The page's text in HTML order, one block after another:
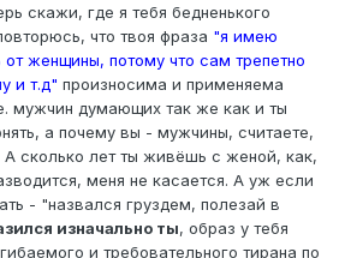
скажи, где я тебя бедненького
что твоя фраза "я имею
женщины, потому что сам трепетно
и т.д" произносима и применяема
мужчин думающих так же как и ты
а почему вы - мужчины, считаете,
А сколько лет ты живёшь с женой, как,
меня не касается. А уж если
- "назвался груздем, полезай в
изначально ты, образ у тебя
и требовательного тирана по